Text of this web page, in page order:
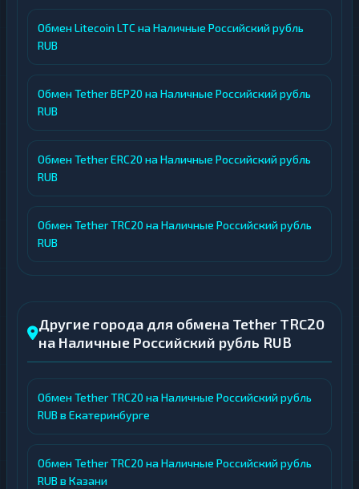
Обмен Litecoin LTC на Наличные Российский рубль
RUB
Обмен Tether BEP20 на Наличные Российский рубль
RUB
Обмен Tether ERC20 на Наличные Российский рубль
RUB
Обмен Tether TRC20 на Наличные Российский рубль
RUB
Другие города для обмена Tether TRC20
на Наличные Российский рубль RUB
Обмен Tether TRC20 на Наличные Российский рубль
RUB в Екатеринбурге
Обмен Tether TRC20 на Наличные Российский рубль
RUB в Казани